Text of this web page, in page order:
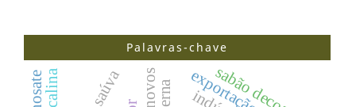
Palavras-chave